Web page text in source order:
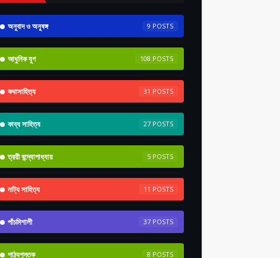
অনুবাদ ও অনুষঙ্গ 9
আধুনিক যুগ 108
কথাসাহিত্য 31
কাব্য সাহিত্য 27
ত্রয়ী বন্দ্যোপাধ্যায় 5
নাট্য সাহিত্য 11
পাঁচমিশালী 37
পাঠ্যপুস্তক 8